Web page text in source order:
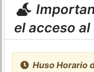
el acceso
Huso Horario